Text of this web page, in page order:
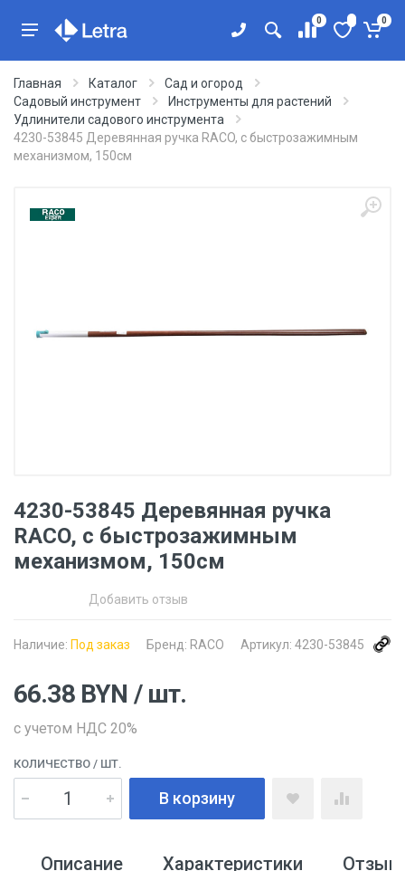
0 0
Главная Каталог
Сад и огород
Садовый инструмент
Инструменты для растений
Удлинители садового инструмента
4230-53845 Деревянная ручка RACO, с быстрозажимным
механизмом, 150cм
4230-53845 Деревянная ручка
RACO, с быстрозажимным
механизмом, 150cм
Добавить отзыв
Наличие: Под заказ Бренд: RACO Артикул: 4230-53845
66.38 BYN / шт.
с учетом НДС 20%
КОЛИЧЕСТВО / ШТ.
В корзину
Описание Характеристики